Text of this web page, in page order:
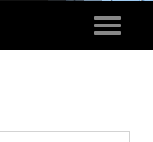
Toggle